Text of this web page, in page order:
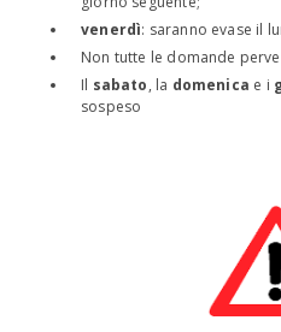
venerdì: saranno evase il
Non tutte le domande
Il sabato, la domenica e i
sospeso